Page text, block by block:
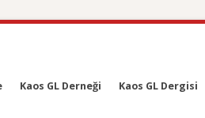
Kaos GL Derneği Kaos GL Dergisi